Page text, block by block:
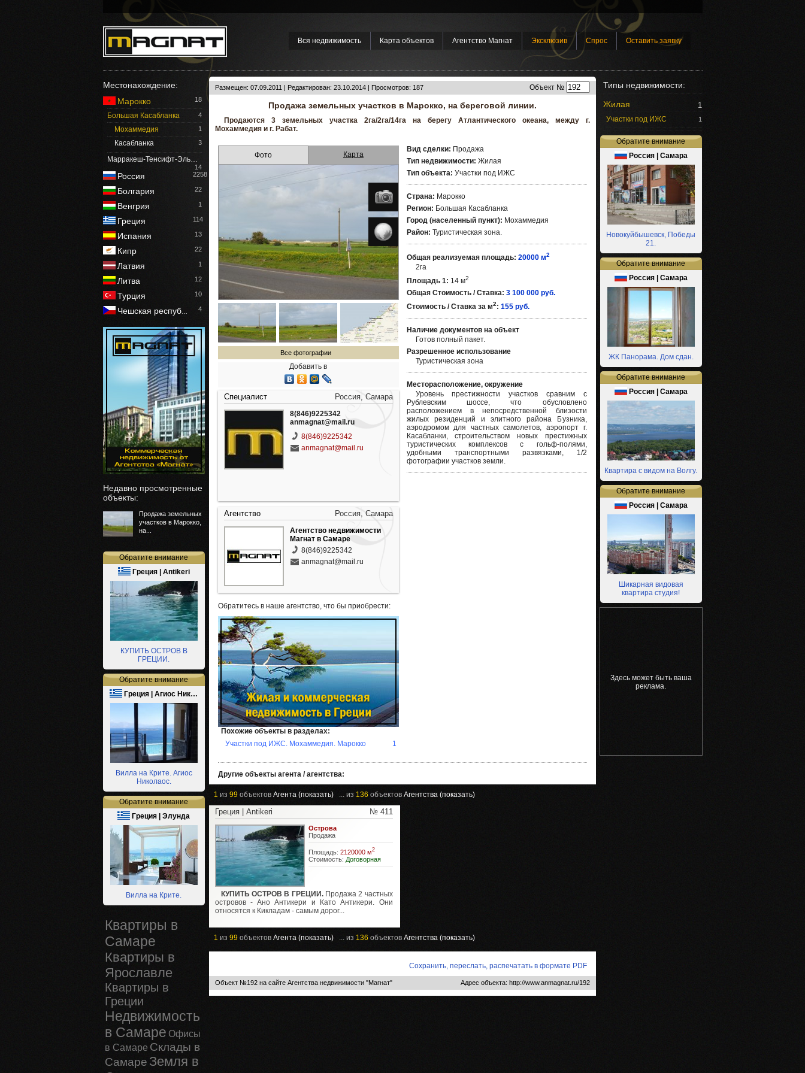
Вся недвижимость Карта объектов Агентство Магнат Эксклюзив Спрос Оставить заявку
Местонахождение:
Марокко
18
Большая Касабланка 4
Мохаммедия 1
Касабланка 3
Марракеш-Тенсифт-Эль…
14
Россия 2258
Болгария 22
Венгрия 1
Греция 114
Испания 13
Кипр 22
Латвия 1
Литва 12
Турция 10
Чешская респуб… 4
Недавно просмотренные
объекты:
Продажа земельных
участков в Марокко,
на...
Обратите внимание
Греция | Antikeri
КУПИТЬ ОСТРОВ В
ГРЕЦИИ.
Обратите внимание
Греция | Агиос Ник…
Вилла на Крите. Агиос
Николаос.
Обратите внимание
Греция | Элунда
Вилла на Крите.
Квартиры в
Самаре
Квартиры в
Ярославле
Квартиры в
Греции
Недвижимость
в Самаре Офисы
в Самаре Склады в
Самаре Земля в
Размещен: 07.09.2011 | Редактирован: 23.10.2014 | Просмотров: 187 Объект №
Продажа земельных участков в Марокко, на береговой линии.
Продаются 3 земельных участка 2га/2га/14га на берегу Атлантического океана, между г.
Мохаммедия и г. Рабат.
Фото Карта
Все фотографии
Добавить в
Специалист Россия, Самара
8(846)9225342
anmagnat@mail.ru
8(846)9225342
anmagnat@mail.ru
Агентство Россия, Самара
Агентство недвижимости
Магнат в Самаре
8(846)9225342
anmagnat@mail.ru
Обратитесь в наше агентство, что бы приобрести:
Вид сделки: Продажа
Тип недвижимости: Жилая
Тип объекта: Участки под ИЖС
Страна: Марокко
Регион: Большая Касабланка
Город (населенный пункт): Мохаммедия
Район: Туристическая зона.
Общая реализуемая площадь: 20000 м2
2га
Площадь 1: 14 м2
Общая Стоимость / Ставка: 3 100 000 руб.
Стоимость / Ставка за м2: 155 руб.
Наличие документов на объект
Готов полный пакет.
Разрешенное использование
Туристическая зона
Месторасположение, окружение
Уровень престижности участков сравним с
Рублевским шоссе, что обусловлено
расположением в непосредственной близости
жилых резиденций и элитного района Бузника,
аэродромом для частных самолетов, аэропорт г.
Касабланки, строительством новых престижных
туристических комплексов с гольф-полями,
удобными транспортными развязками, 1/2
фотографии участков земли.
Похожие объекты в разделах:
1
Участки под ИЖС. Мохаммедия. Марокко
Другие объекты агента / агентства:
1из 99объектов Агента (показать)... из 136 объектов Агентства (показать)
Греция | Antikeri № 411
Острова
Продажа
Площадь: 2120000 м2
Стоимость: Договорная
КУПИТЬ ОСТРОВ В ГРЕЦИИ.Продажа 2 частных
островов - Ано Антикери и Като Антикери. Они
относятся к Кикладам - самым дорог...
1 из 99 объектов Агента (показать)... из 136объектов Агентства (показать)
Сохранить, переслать, распечатать в формате PDF
Объект №192 на сайте Агентства недвижимости "Магнат" Адрес объекта: http://www.anmagnat.ru/192
Типы недвижимости:
1
Жилая
1
Участки под ИЖС
Обратите внимание
Россия | Самара
Новокуйбышевск, Победы
21.
Обратите внимание
Россия | Самара
ЖК Панорама. Дом сдан.
Обратите внимание
Россия | Самара
Квартира с видом на Волгу.
Обратите внимание
Россия | Самара
Шикарная видовая
квартира студия!
Здесь может быть ваша
реклама.